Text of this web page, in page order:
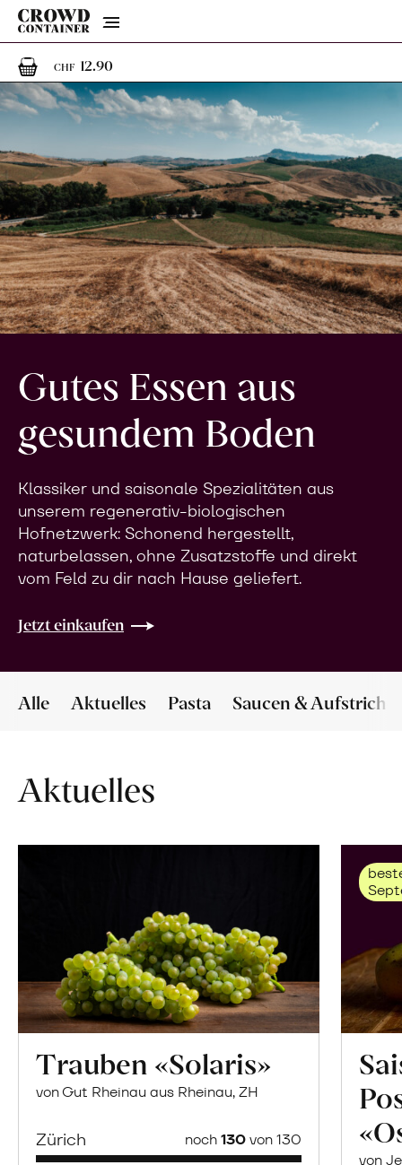
Menu
CHF 12.901 Artikel im Warenkorb
Gutes Essen aus
gesundem Boden
Klassiker und saisonale Spezialitäten aus
unserem regenerativ-biologischen
Hofnetzwerk: Schonend hergestellt,
naturbelassen, ohne Zusatzstoffe und direkt
vom Feld zu dir nach Hause geliefert.
Jetzt einkaufen
Alle Aktuelles Pasta Saucen & Aufstriche
Aktuelles
Trauben «Solaris»
von Gut Rheinau aus Rheinau, ZH
Zürich noch130von 130
von